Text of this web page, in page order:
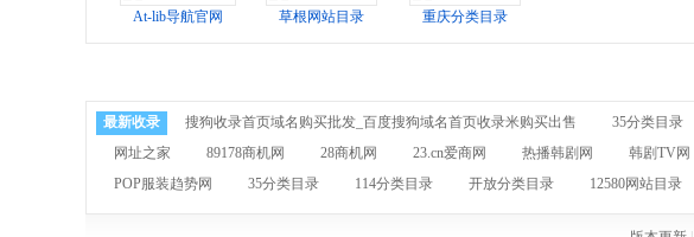
At-lib导航官网 草根网站目录 重庆分类目录
最新收录 搜狗收录首页域名购买批发_百度搜狗域名首页收录米购买出售 35分类目录
网址之家
89178商机网 28商机网 23.cn爱商网 热播韩剧网 韩剧TV网
POP服装趋势网
35分类目录 114分类目录 开放分类目录 12580网站目录